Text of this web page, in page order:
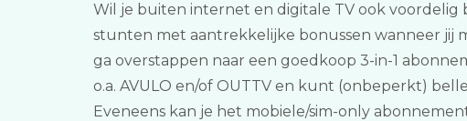
Wil je buiten internet en digitale TV ook voordelig
stunten met aantrekkelijke bonussen wanneer jij
ga overstappen naar een goedkoop 3-in-1
o.a. AVULO en/of OUTTV en kunt (onbeperkt)
Eveneens kan je het mobiele/sim-only